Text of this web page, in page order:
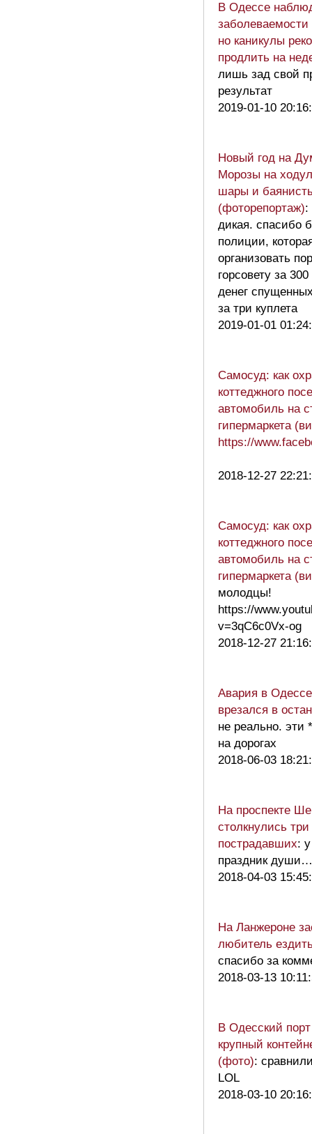
В Одессе
но каникулы
продлить на
лишь зад свой
результат
2019-01-10
Новый год на
Морозы на
шары и
(фоторепортаж):
дикая. спасибо
полиции,
организовать
горсовету за
денег
за три куплета
2019-01-01
Самосуд: как
коттеджного
автомобиль на
гипермаркета
https://
2018-12-27
Самосуд: как
коттеджного
автомобиль на
гипермаркета
молодцы!
https://
v=3qC6c0Vx-og
2018-12-27
Авария в
врезался в
не реально. эти
на дорогах
2018-06-03
На проспекте
столкнулись
пострадавших:
праздник души…
2018-04-03
На Ланжероне
любитель
спасибо за
2018-03-13
В Одесский
крупный
(фото):
LOL
2018-03-10